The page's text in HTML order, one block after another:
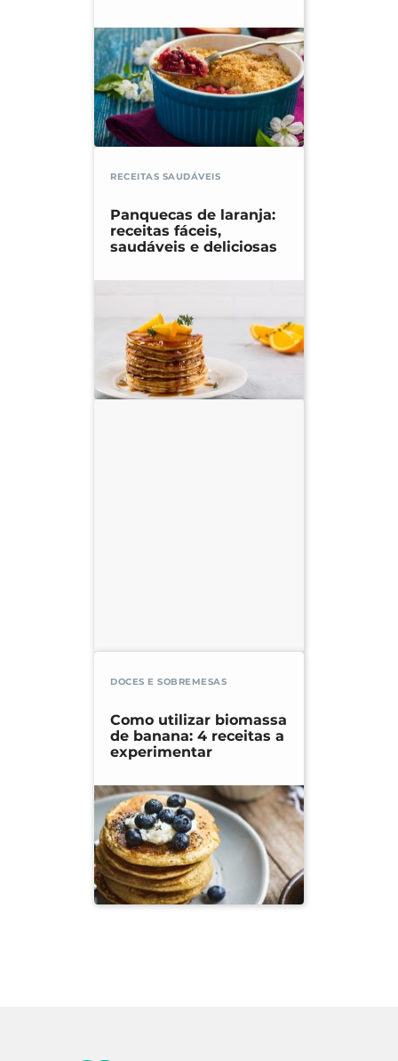
RECEITAS SAUDÁVEIS
Panquecas de laranja:
receitas fáceis,
saudáveis e deliciosas
DOCES E SOBREMESAS
Como utilizar biomassa
de banana: 4 receitas a
experimentar